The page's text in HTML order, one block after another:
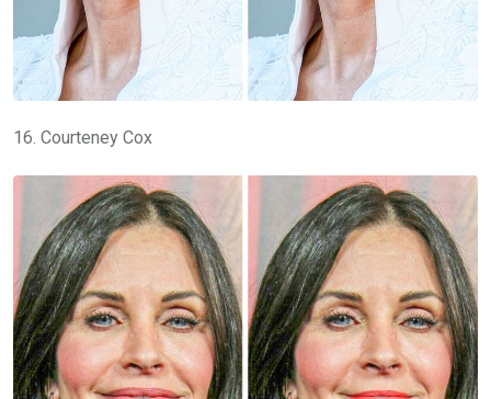
16. Courteney Cox